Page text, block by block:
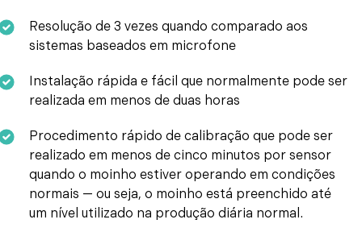
Resolução de 3 vezes quando comparado aos
sistemas baseados em microfone
Instalação rápida e fácil que normalmente pode ser
realizada em menos de duas horas
Procedimento rápido de calibração que pode ser
realizado em menos de cinco minutos por sensor
quando o moinho estiver operando em condições
normais — ou seja, o moinho está preenchido até
um nível utilizado na produção diária normal.